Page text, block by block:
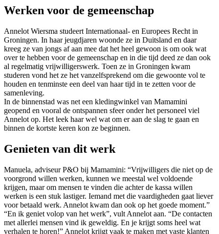
Werken voor de gemeenschap
Annelot Wiersma studeert Internationaal- en Europees Recht in
Groningen. In haar jeugdjaren woonde ze in Duitsland en daar
kreeg ze van jongs af aan mee dat het heel gewoon is om ook wat
over te hebben voor de gemeenschap en in die tijd deed ze dan ook
al regelmatig vrijwilligerswerk. Toen ze in Groningen kwam
studeren vond het ze het vanzelfsprekend om die gewoonte vol te
houden en tenminste een deel van haar tijd in te zetten voor de
samenleving.
In de binnenstad was net een kledingwinkel van Mamamini
geopend en vooral de ontspannen sfeer onder het personeel viel
Annelot op. Het leek haar wel wat om er aan de slag te gaan en
binnen de kortste keren kon ze beginnen.
Genieten van dit werk
Manuela, adviseur P&O bij Mamamini: “Vrijwilligers die niet op de
voorgrond willen werken, kunnen we meestal wel voldoende
krijgen, maar om mensen te vinden die achter de kassa willen
werken is een stuk lastiger. Iemand met die vaardigheden gaat liever
voor betaald werk. Annelot kwam dan ook op het goede moment.”
“En ik geniet volop van het werk”, vult Annelot aan. “De contacten
met allerlei mensen vind ik geweldig. En je krijgt soms heel wat
verhalen te horen!” Annelot krijgt vaak te maken met vaste klanten